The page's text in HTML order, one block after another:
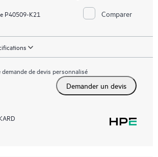
P40509-K21 Comparer
de devis personnalisé
Demander un devis